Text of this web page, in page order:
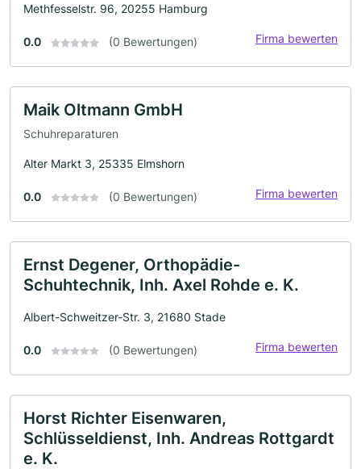
Methfesselstr. 96, 20255 Hamburg
0.0 (0 Bewertungen) Firma bewerten
Maik Oltmann GmbH
Schuhreparaturen
Alter Markt 3, 25335 Elmshorn
0.0 (0 Bewertungen) Firma bewerten
Ernst Degener, Orthopädie-
Schuhtechnik, Inh. Axel Rohde e. K.
Albert-Schweitzer-Str. 3, 21680 Stade
0.0 (0 Bewertungen) Firma bewerten
Horst Richter Eisenwaren,
Schlüsseldienst, Inh. Andreas Rottgardt
e. K.